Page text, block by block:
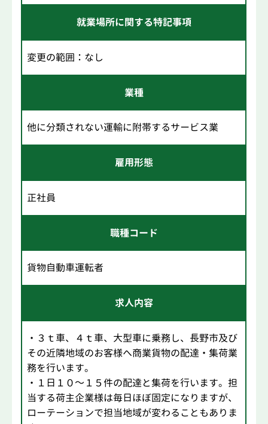
就業場所に関する特記事項
変更の範囲：なし
業種
他に分類されない運輸に附帯するサービス業
雇用形態
正社員
職種コード
貨物自動車運転者
求人内容
・３ｔ車、４ｔ車、大型車に乗務し、長野市及び
その近隣地域のお客様へ商業貨物の配達・集荷業
務を行います。
・１日１０～１５件の配達と集荷を行います。担
当する荷主企業様は毎日ほぼ固定になりますが、
ローテーションで担当地域が変わることもありま